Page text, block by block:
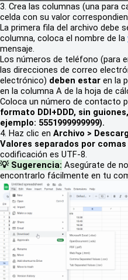
3. Crea las columnas (una para
celda con su valor
La primera fila del archivo debe
columna, coloca el nombre de la
mensaje.
Los números de teléfono (para
las direcciones de correo
electrónico) deben estar en la
en la columna A de la hoja de
Coloca un número de contacto
formato DDI+DDD, sin
ejemplo: 5551999999999).
4. Haz clic en Archivo >
Valores separados por comas
codificación es UTF-8.
💡 Sugerencia: Asegúrate de
encontrarlo fácilmente en tu